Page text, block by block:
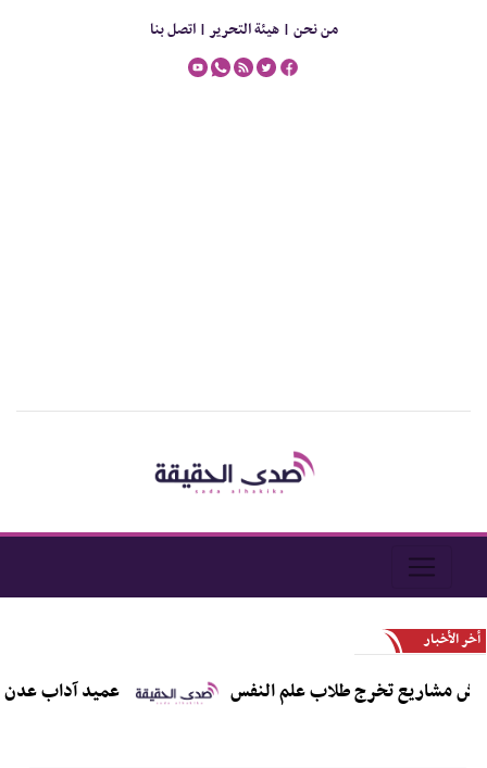
من نحن |هيئة التحرير |اتصل بنا
أخر الأخبار
مشاريع تخرج طلاب علم النفس عميد آداب عدن